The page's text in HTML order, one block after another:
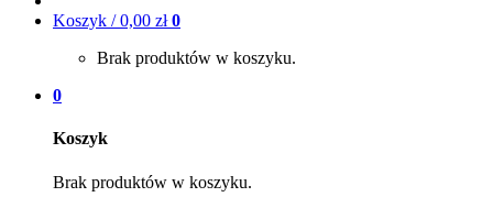
Koszyk /0,00 zł 0
Brak produktów w koszyku.
0
Koszyk
Brak produktów w koszyku.